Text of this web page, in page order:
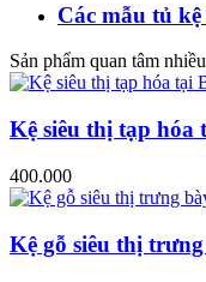
Các mẫu tủ
Sản phẩm quan tâm
Kệ siêu thị tạp hóa
400.000
Kệ gỗ siêu thị